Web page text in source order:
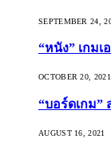
SEPTEMBER 24,
“หนัง” เกม
OCTOBER 20, 2021
“บอร์ดเกม”
AUGUST 16, 2021